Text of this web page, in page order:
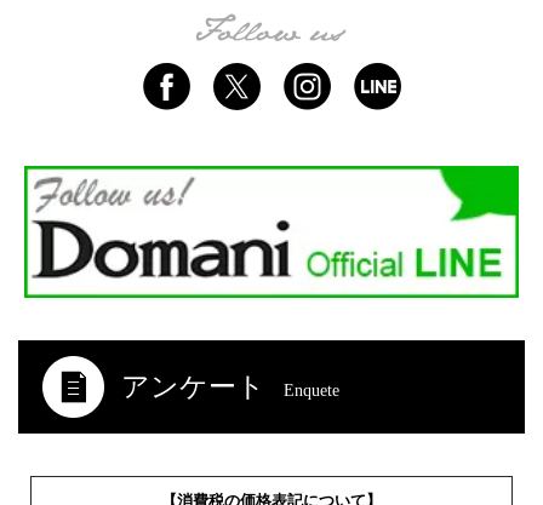
アンケート Enquete
【消費税の価格表記について】